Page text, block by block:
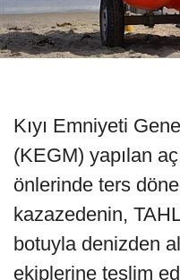
Kıyı Emniyeti
(KEGM) yapılan
önlerinde ters
kazazedenin,
botuyla denizden
ekiplerine teslim